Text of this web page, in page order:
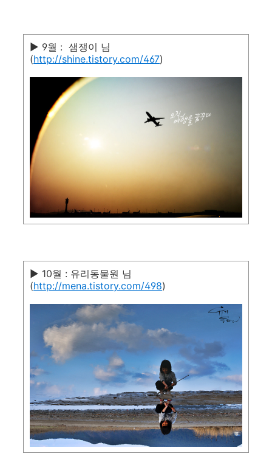
▶ 9월 : 샘쟁이 님
(http://shine.tistory.com/467)
▶ 10월 : 유리동물원 님
(http://mena.tistory.com/498)